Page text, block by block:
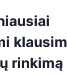
rinkimą